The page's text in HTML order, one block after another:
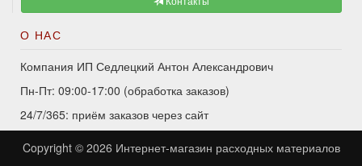
О НАС
Компания ИП Седлецкий Антон Александрович
Пн-Пт: 09:00-17:00 (обработка заказов)
24/7/365: приём заказов через сайт
Copyright © 2026 Интернет-магазин расходных материалов